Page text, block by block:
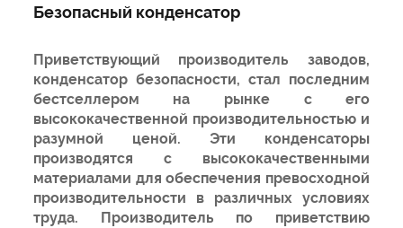
Безопасный конденсатор
Приветствующий производитель заводов,
конденсатор безопасности, стал последним
бестселлером на рынке с его
высококачественной производительностью и
разумной ценой. Эти конденсаторы
производятся с высококачественными
материалами для обеспечения превосходной
производительности в различных условиях
труда. Производитель по приветствию